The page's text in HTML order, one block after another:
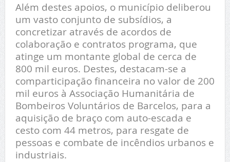
Além destes apoios, o município deliberou
um vasto conjunto de subsídios, a
concretizar através de acordos de
colaboração e contratos programa, que
atinge um montante global de cerca de
800 mil euros. Destes, destacam-se a
comparticipação financeira no valor de 200
mil euros à Associação Humanitária de
Bombeiros Voluntários de Barcelos, para a
aquisição de braço com auto-escada e
cesto com 44 metros, para resgate de
pessoas e combate de incêndios urbanos e
industriais.